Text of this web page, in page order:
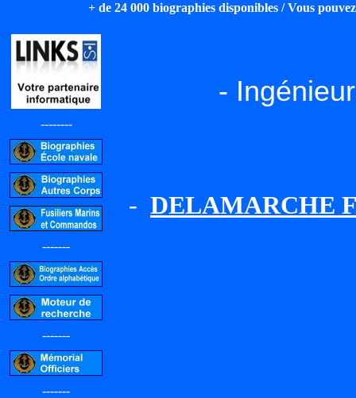
+ de 24 000 biographies disponibles / Vous
--------
-------
-------
-------
-
- DELAMARCHE